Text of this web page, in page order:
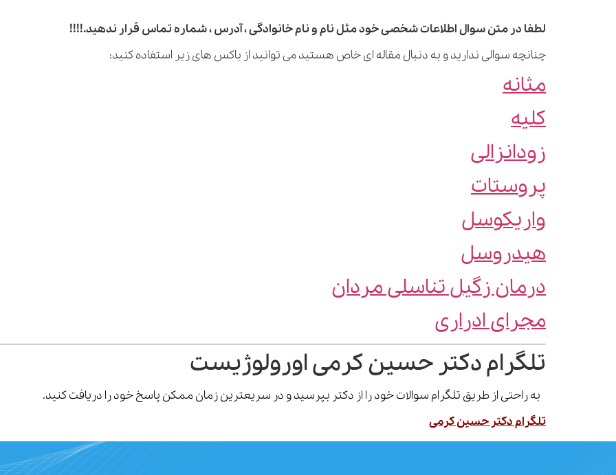
لطفا در متن سوال اطلاعات شخصی خود مثل نام و نام خانوادگی ، آدرس ، شماره تماس قرار ندهید.!!!!
چنانچه سوالی ندارید و به دنبال مقاله ای خاص هستید می توانید از باکس های زیر استفاده کنید:
مثانه
کلیه
زودانزالی
پروستات
واریکوسل
هیدروسل
درمان زگیل تناسلی مردان
مجرای ادراری
تلگرام دکتر حسین کرمی اورولوژیست
به راحتی از طریق تلگرام سوالات خود را از دکتر بپرسید و در سریعترین زمان ممکن پاسخ خود را دریافت کنید.
تلگرام دکتر حسین کرمی